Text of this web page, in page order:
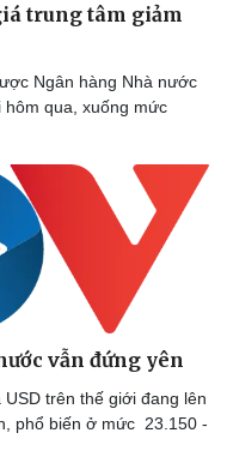
trung tâm giảm
Ngân hàng Nhà nước
hôm qua, xuống mức
vẫn đứng yên
trên thế giới đang lên
phổ biến ở mức 23.150 -